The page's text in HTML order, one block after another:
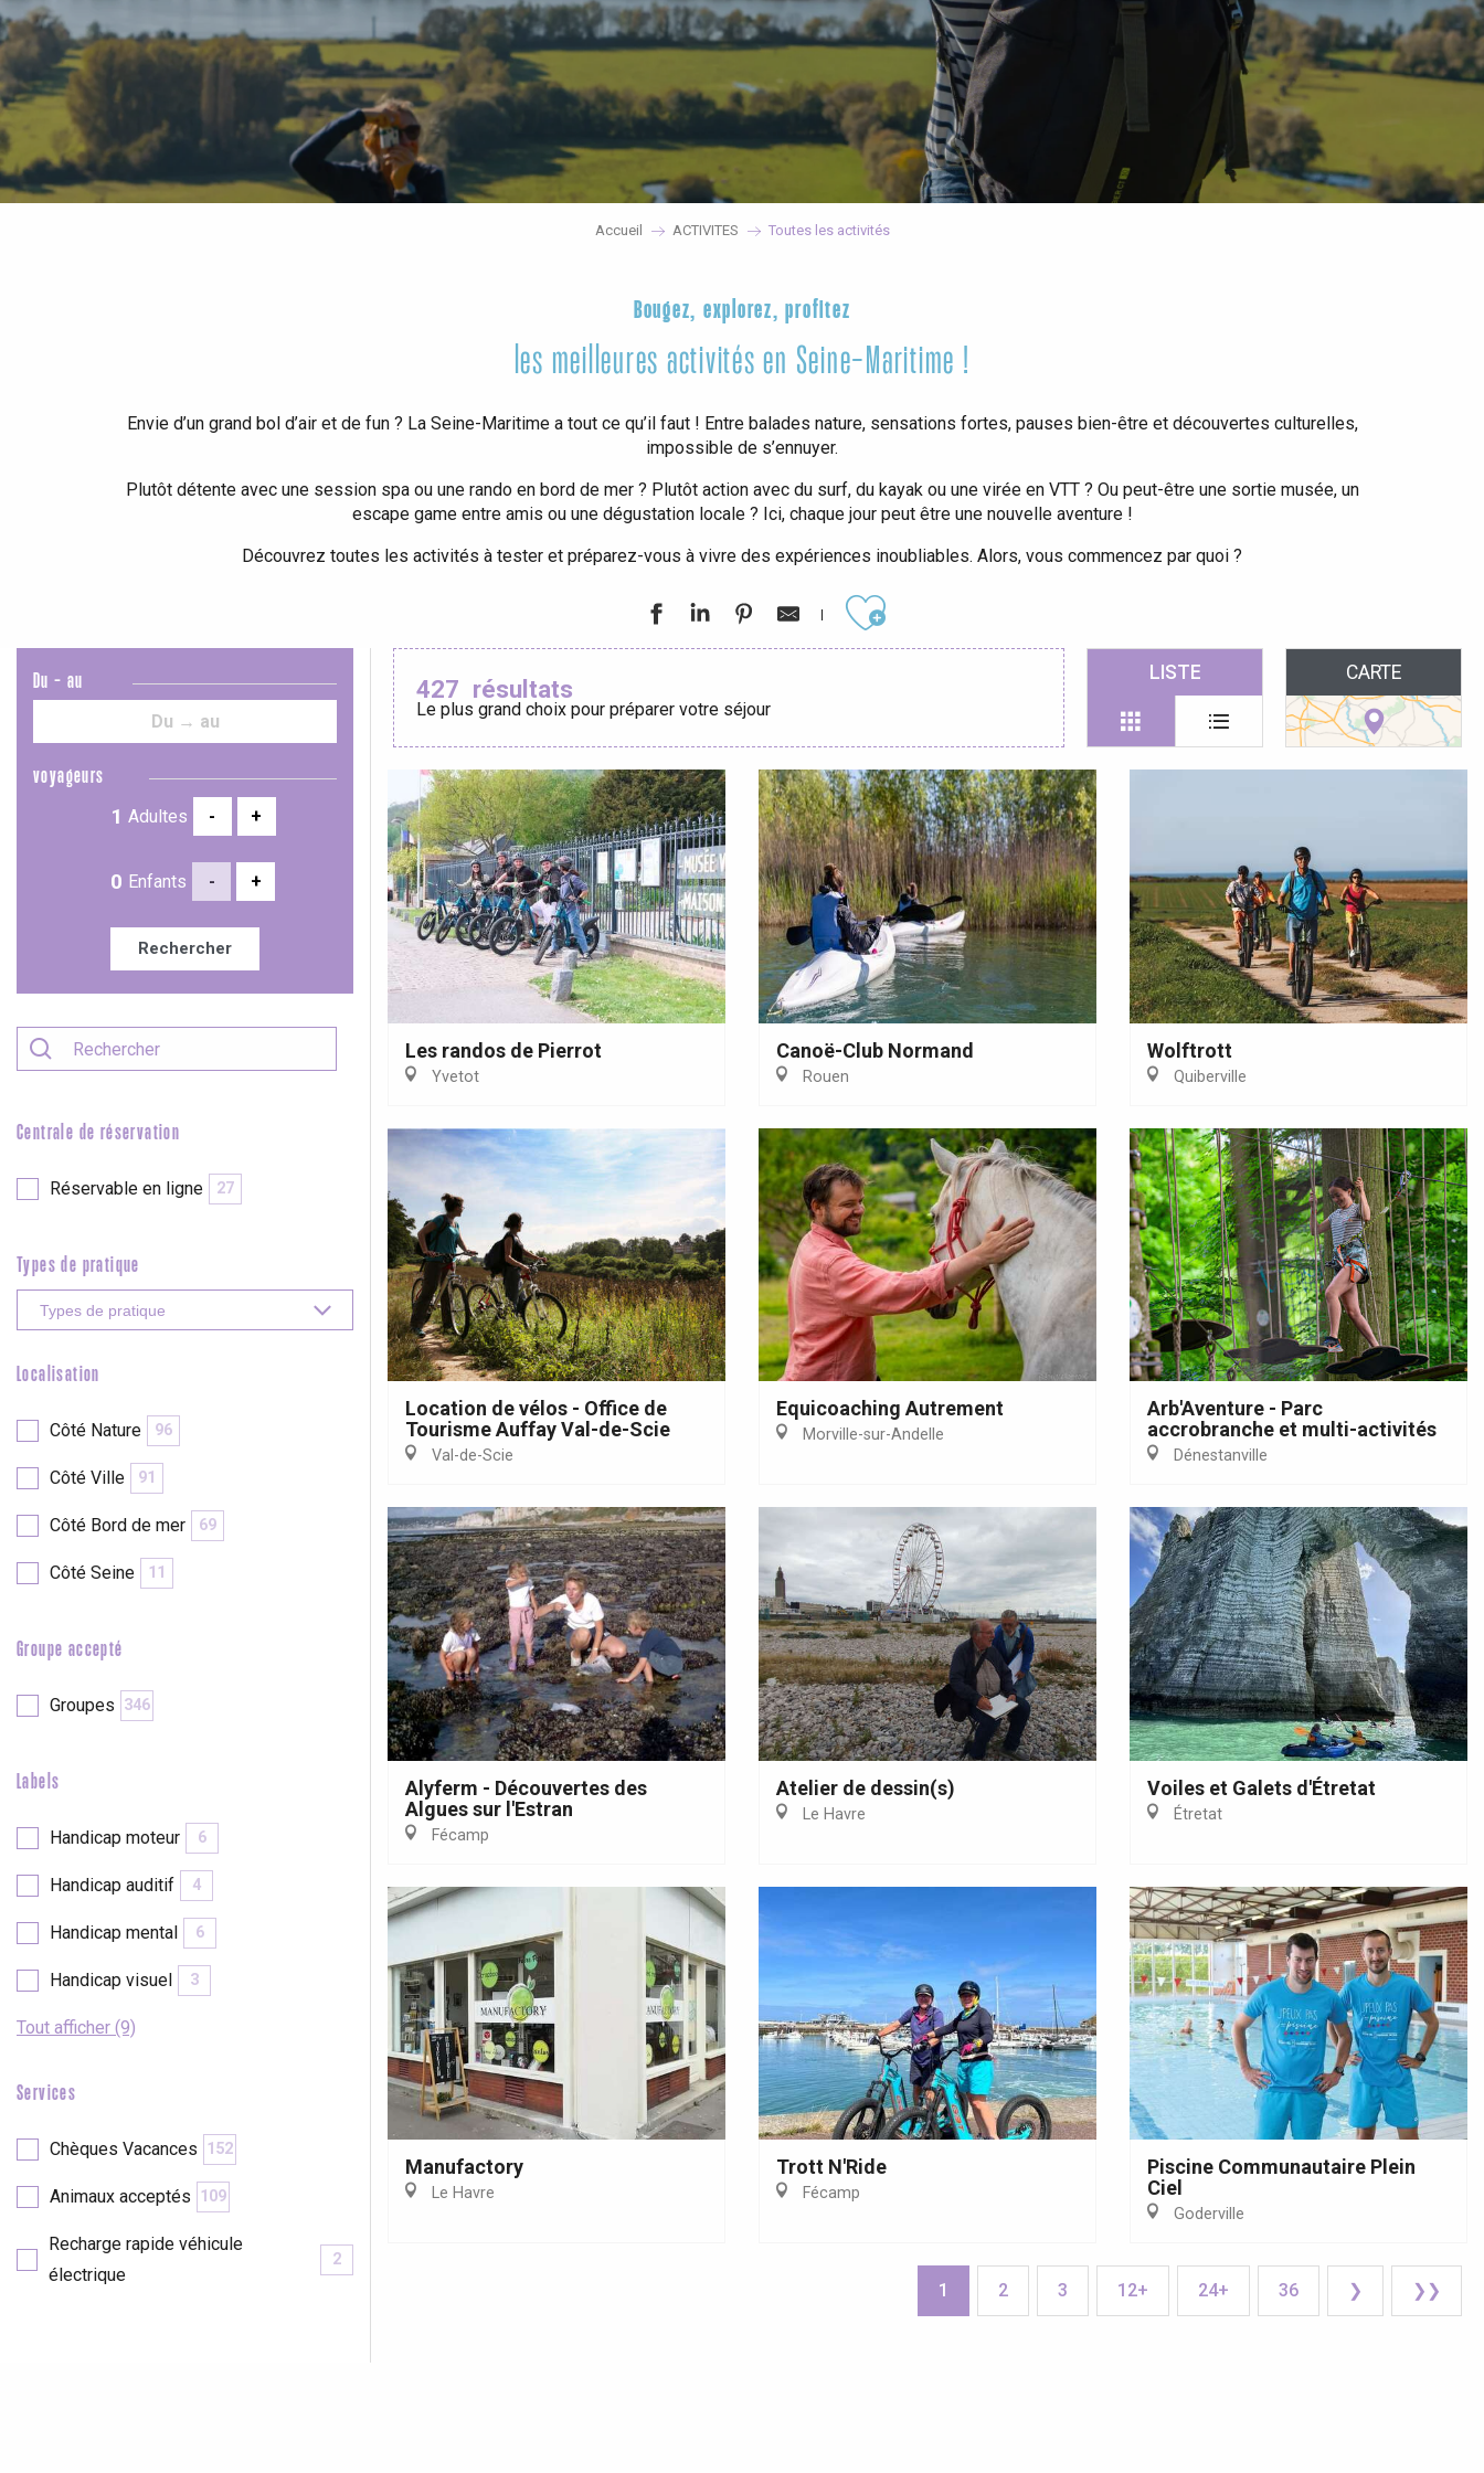
Duclair
Offranville
Valery-en-Caux
Criel-sur-Mer
Le Tréport
Blangy-sur-Bresle
Neufchâtel-en-Bray
Dieppe
Paris 1h30
Tout l'agenda
Eté
Avec les enfants
Lieux branchés
Meilleurs brunch
Restaurants avec vue
Séjours en bord de
mer
Séjours en train
Accueil ACTIVITES Toutes les activités
Bougez, explorez, profitez
les meilleures activités en Seine-Maritime !
Envie d’un grand bol d’air et de fun ? La Seine-Maritime a tout ce qu’il faut ! Entre balades nature, sensations fortes, pauses bien-être et découvertes culturelles,
impossible de s’ennuyer.
Plutôt détente avec une session spa ou une rando en bord de mer ? Plutôt action avec du surf, du kayak ou une virée en VTT ? Ou peut-être une sortie musée, un
escape game entre amis ou une dégustation locale ? Ici, chaque jour peut être une nouvelle aventure !
Découvrez toutes les activités à tester et préparez-vous à vivre des expériences inoubliables. Alors, vous commencez par quoi ?
Ajouter aux favoris
Du - au
voyageurs
Adultes
- +
Enfants - +
Rechercher
Centrale de réservation
Réservable en ligne 27
Types de pratique
Localisation
Côté Nature 96
Côté Ville 91
Côté Bord de mer 69
Côté Seine 11
Groupe accepté
Groupes 346
Labels
Handicap moteur 6
Handicap auditif 4
Handicap mental 6
Handicap visuel 3
Tout afficher (9)
Services
Chèques Vacances 152
Animaux acceptés 109
Recharge rapide véhicule
électrique
2
427 résultats
Le plus grand choix pour préparer votre séjour
LISTE CARTE
Les randos de Pierrot
Yvetot
Canoë-Club Normand
Rouen
Wolftrott
Quiberville
Location de vélos - Office de
Tourisme Auffay Val-de-Scie
Val-de-Scie
Equicoaching Autrement
Morville-sur-Andelle
Arb'Aventure - Parc
accrobranche et multi-activités
Dénestanville
Alyferm - Découvertes des
Algues sur l'Estran
Fécamp
Atelier de dessin(s)
Le Havre
Voiles et Galets d'Étretat
Étretat
Manufactory
Le Havre
Trott N'Ride
Fécamp
Piscine Communautaire Plein
Ciel
Goderville
1 2 3 12+ 24+ 36 ❯ ❯❯